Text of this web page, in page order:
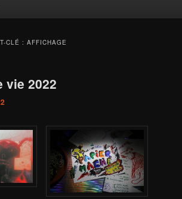
CLÉ :AFFICHAGE
vie 2022